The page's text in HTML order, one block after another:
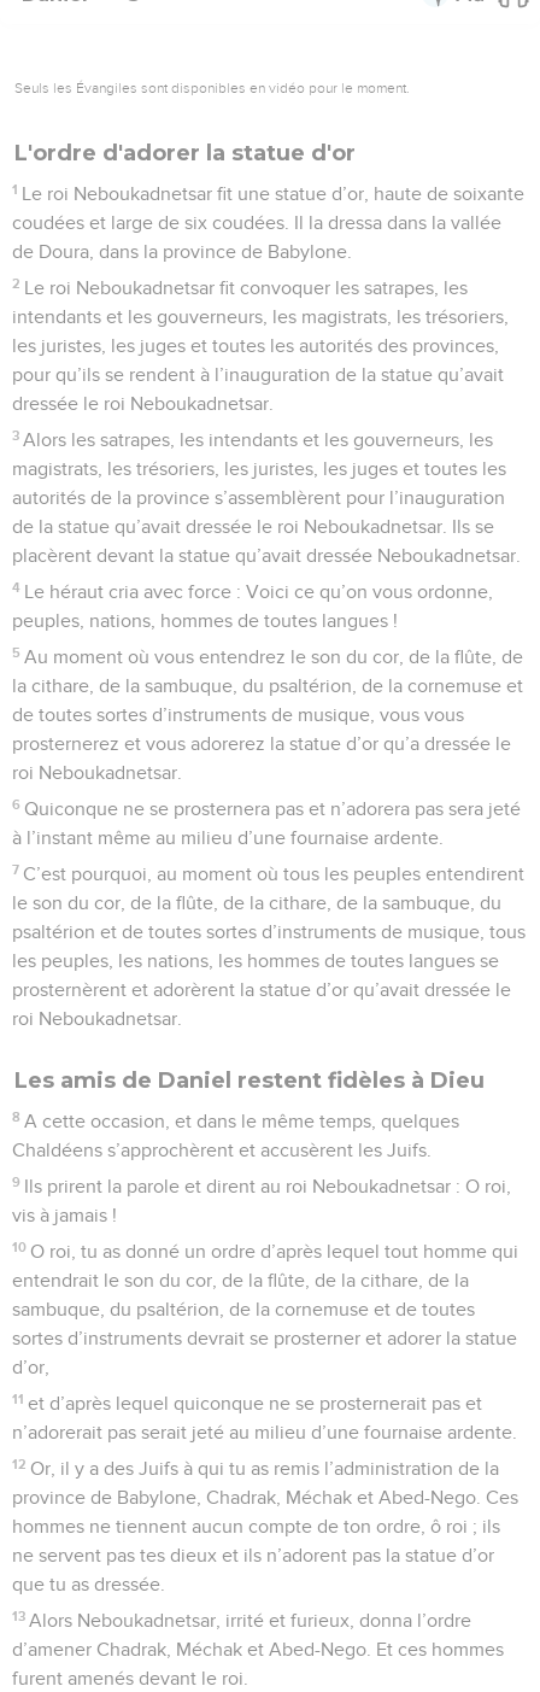
Seuls les Évangiles sont disponibles en vidéo pour le moment.
L'ordre d'adorer la statue d'or
1 Le roi Neboukadnetsar fit une statue d’or, haute de soixante
coudées et large de six coudées. Il la dressa dans la vallée
de Doura, dans la province de Babylone.
2 Le roi Neboukadnetsar fit convoquer les satrapes, les
intendants et les gouverneurs, les magistrats, les trésoriers,
les juristes, les juges et toutes les autorités des provinces,
pour qu’ils se rendent à l’inauguration de la statue qu’avait
dressée le roi Neboukadnetsar.
3 Alors les satrapes, les intendants et les gouverneurs, les
magistrats, les trésoriers, les juristes, les juges et toutes les
autorités de la province s’assemblèrent pour l’inauguration
de la statue qu’avait dressée le roi Neboukadnetsar. Ils se
placèrent devant la statue qu’avait dressée Neboukadnetsar.
4 Le héraut cria avec force : Voici ce qu’on vous ordonne,
peuples, nations, hommes de toutes langues !
5 Au moment où vous entendrez le son du cor, de la flûte, de
la cithare, de la sambuque, du psaltérion, de la cornemuse et
de toutes sortes d’instruments de musique, vous vous
prosternerez et vous adorerez la statue d’or qu’a dressée le
roi Neboukadnetsar.
6 Quiconque ne se prosternera pas et n’adorera pas sera jeté
à l’instant même au milieu d’une fournaise ardente.
7 C’est pourquoi, au moment où tous les peuples entendirent
le son du cor, de la flûte, de la cithare, de la sambuque, du
psaltérion et de toutes sortes d’instruments de musique, tous
les peuples, les nations, les hommes de toutes langues se
prosternèrent et adorèrent la statue d’or qu’avait dressée le
roi Neboukadnetsar.
Les amis de Daniel restent fidèles à Dieu
8 A cette occasion, et dans le même temps, quelques
Chaldéens s’approchèrent et accusèrent les Juifs.
9 Ils prirent la parole et dirent au roi Neboukadnetsar : O roi,
vis à jamais !
10 O roi, tu as donné un ordre d’après lequel tout homme qui
entendrait le son du cor, de la flûte, de la cithare, de la
sambuque, du psaltérion, de la cornemuse et de toutes
sortes d’instruments devrait se prosterner et adorer la statue
d’or,
11 et d’après lequel quiconque ne se prosternerait pas et
n’adorerait pas serait jeté au milieu d’une fournaise ardente.
12 Or, il y a des Juifs à qui tu as remis l’administration de la
province de Babylone, Chadrak, Méchak et Abed-Nego. Ces
hommes ne tiennent aucun compte de ton ordre, ô roi ; ils
ne servent pas tes dieux et ils n’adorent pas la statue d’or
que tu as dressée.
13 Alors Neboukadnetsar, irrité et furieux, donna l’ordre
d’amener Chadrak, Méchak et Abed-Nego. Et ces hommes
furent amenés devant le roi.